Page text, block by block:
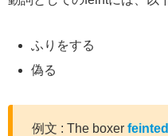
ふりをする
偽る
例文 : The boxer feinted